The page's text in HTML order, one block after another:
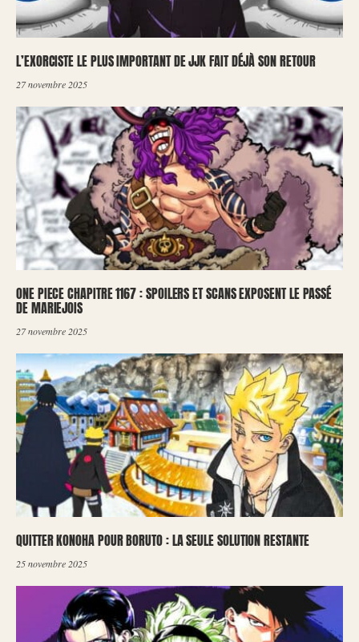
L’EXORCISTE LE PLUS IMPORTANT DE JJK FAIT DÉJÀ SON RETOUR
27 novembre 2025
ONE PIECE CHAPITRE 1167 : SPOILERS ET SCANS EXPOSENT LE PASSÉ
DE MARIEJOIS
27 novembre 2025
QUITTER KONOHA POUR BORUTO : LA SEULE SOLUTION RESTANTE
25 novembre 2025